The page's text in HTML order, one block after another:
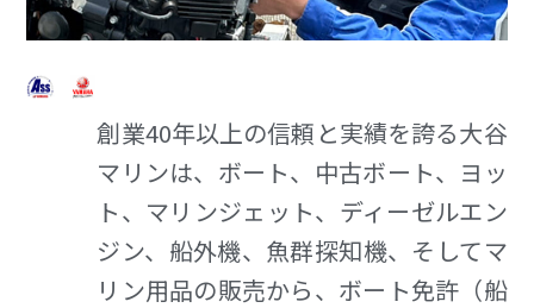
創業40年以上の信頼と実績を誇る大谷
マリンは、ボート、中古ボート、ヨッ
ト、マリンジェット、ディーゼルエン
ジン、船外機、魚群探知機、そしてマ
リン用品の販売から、ボート免許（船